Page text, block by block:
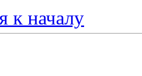
к началу